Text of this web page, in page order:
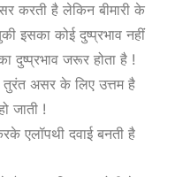
करती है लेकिन बीमारी के
इसका कोई दुष्प्रभाव नहीं
दुष्प्रभाव जरूर होता है !
तुरंत असर के लिए उत्तम है
जाती !
एलॉपथी दवाई बनती है